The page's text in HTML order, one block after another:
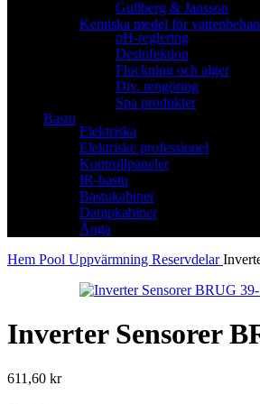
Gullberg & Jansson
Kemiska medel för
pH-reglering
Desinfektion
Flockning och alger
Div. rengöring
Spa produkter
Bastu
Elektriska
Elektriske professionel
Kontrollpaneler
IR-bastu
Bastukabiner
Dampkabiner
Ånga
Hem Pool Uppvärmning Reservdelar
Inverter Sensorer
611,60 kr